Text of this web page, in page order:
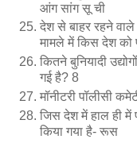
आंग सांग सू ची
देश से बाहर रहने वाले
मामले में किस देश को
कितने बुनियादी
गई है? 8
मॉनीटरी पॉलीसी
जिस देश में हाल ही में
किया गया है- रूस